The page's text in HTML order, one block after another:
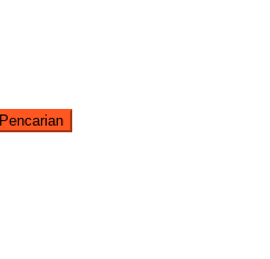
Pencarian